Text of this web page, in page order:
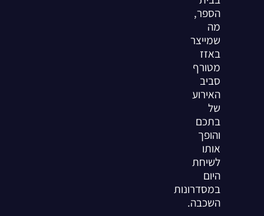
הספר,
מה
שמייצר
באזז
מטורף
סביב
האירוע
של
בתכם
והופך
אותו
לשיחת
היום
במסדרונות
השכבה.